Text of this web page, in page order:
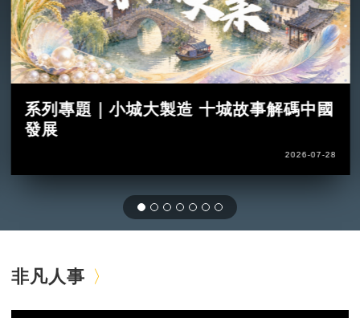
系列專題｜小城大製造 十城故事解碼中國
發展
2026-07-28
非凡人事